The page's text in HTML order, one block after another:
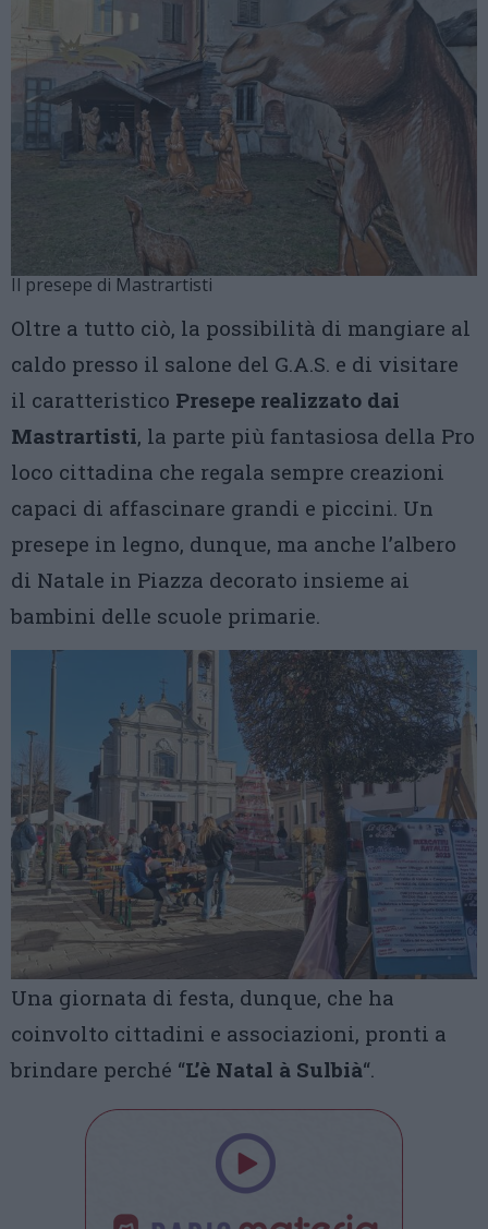
Il presepe di Mastrartisti
Oltre a tutto ciò, la possibilità di mangiare al
caldo presso il salone del G.A.S. e di visitare
il caratteristico Presepe realizzato dai
Mastrartisti, la parte più fantasiosa della Pro
loco cittadina che regala sempre creazioni
capaci di affascinare grandi e piccini. Un
presepe in legno, dunque, ma anche l’albero
di Natale in Piazza decorato insieme ai
bambini delle scuole primarie.
Una giornata di festa, dunque, che ha
coinvolto cittadini e associazioni, pronti a
brindare perché “L’è Natal à Sulbià“.